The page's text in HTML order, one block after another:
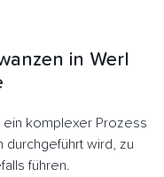
in Werl
ein komplexer Prozess
durchgeführt wird, zu
führen.